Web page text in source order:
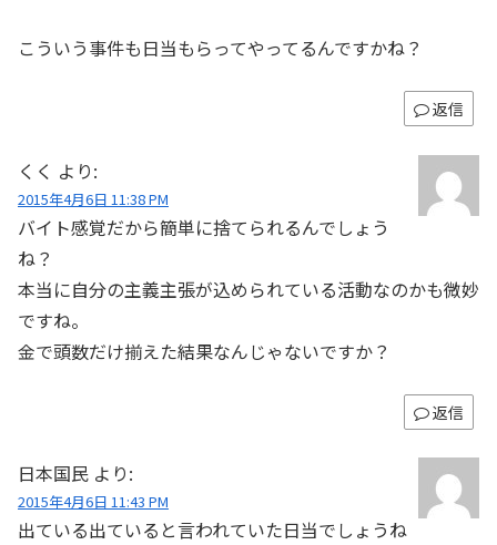
こういう事件も日当もらってやってるんですかね？
返信
くく より:
2015年4月6日 11:38 PM
バイト感覚だから簡単に捨てられるんでしょう
ね？
本当に自分の主義主張が込められている活動なのかも微妙
ですね。
金で頭数だけ揃えた結果なんじゃないですか？
返信
日本国民 より:
2015年4月6日 11:43 PM
出ている出ていると言われていた日当でしょうね